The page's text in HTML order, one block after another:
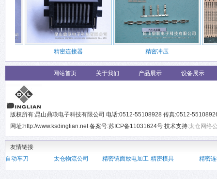
精密连接器 精密冲压
网站首页 关于我们 产品展示 设备展示
版权所有:昆山鼎联电子科技有限公司 电话:0512-55108928 传真:0512-
网址:http://www.ksdinglian.net 备案号:苏ICP备11031624号 技术支持:太仓网络
友情链接
自动车刀
太仓物流公司 精密镜面放电加工 精密模具 精密